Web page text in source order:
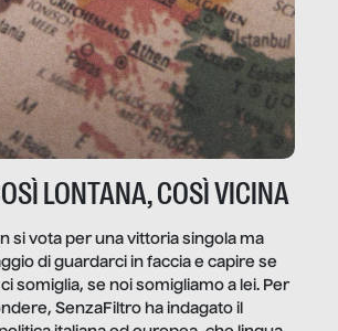
LONTANA, COSÌ VICINA
si vota per una vittoria singola ma
di guardarci in faccia e capire se
somiglia, se noi somigliamo a lei. Per
SenzaFiltro ha indagato il